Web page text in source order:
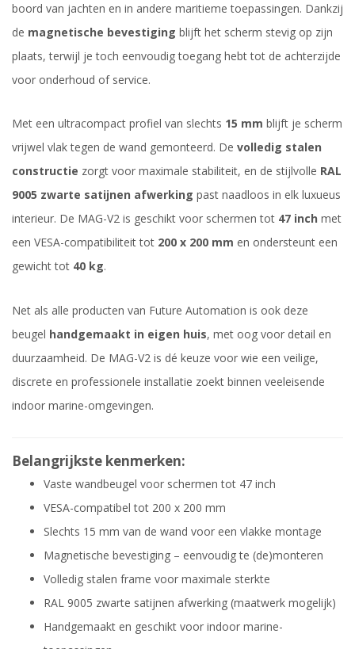
boord van jachten en in andere maritieme toepassingen. Dankzij
de magnetische bevestiging blijft het scherm stevig op zijn
plaats, terwijl je toch eenvoudig toegang hebt tot de achterzijde
voor onderhoud of service.
Met een ultracompact profiel van slechts 15 mm blijft je scherm
vrijwel vlak tegen de wand gemonteerd. De volledig stalen
constructie zorgt voor maximale stabiliteit, en de stijlvolle RAL
9005 zwarte satijnen afwerking past naadloos in elk luxueus
interieur. De MAG-V2 is geschikt voor schermen tot 47 inch met
een VESA-compatibiliteit tot 200 x 200 mm en ondersteunt een
gewicht tot 40 kg.
Net als alle producten van Future Automation is ook deze
beugel handgemaakt in eigen huis, met oog voor detail en
duurzaamheid. De MAG-V2 is dé keuze voor wie een veilige,
discrete en professionele installatie zoekt binnen veeleisende
indoor marine-omgevingen.
Belangrijkste kenmerken:
Vaste wandbeugel voor schermen tot 47 inch
VESA-compatibel tot 200 x 200 mm
Slechts 15 mm van de wand voor een vlakke montage
Magnetische bevestiging – eenvoudig te (de)monteren
Volledig stalen frame voor maximale sterkte
RAL 9005 zwarte satijnen afwerking (maatwerk mogelijk)
Handgemaakt en geschikt voor indoor marine-